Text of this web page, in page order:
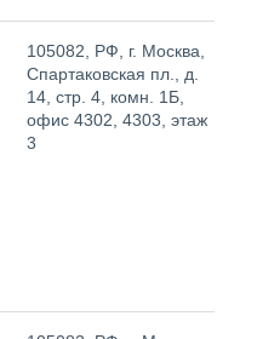
105082, РФ, г. Москва,
Спартаковская пл., д.
14, стр. 4, комн. 1Б,
офис 4302, 4303, этаж
3